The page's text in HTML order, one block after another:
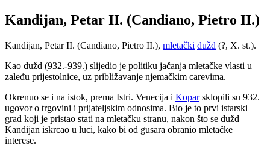
Kandijan, Petar II. (Candiano, Pietro II.)
Kandijan, Petar II. (Candiano, Pietro II.), mletački dužd (?, X. st.).
Kao dužd (932.-939.) slijedio je politiku jačanja mletačke vlasti u
zaleđu prijestolnice, uz približavanje njemačkim carevima.
Okrenuo se i na istok, prema Istri. Venecija i Koparsklopili su 932.
ugovor o trgovini i prijateljskim odnosima. Bio je to prvi istarski
grad koji je pristao stati na mletačku stranu, nakon što se dužd
Kandijan iskrcao u luci, kako bi od gusara obranio mletačke
interese.